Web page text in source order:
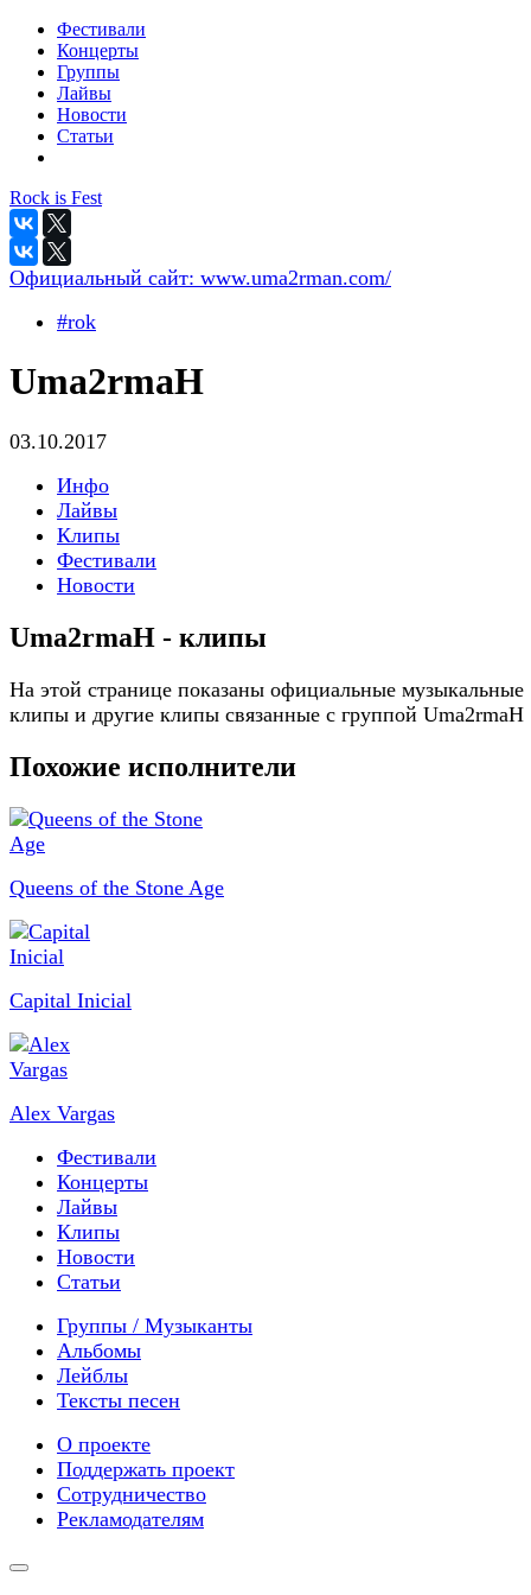
Фестивали
Концерты
Группы
Лайвы
Новости
Статьи
Rock is Fest
Официальный сайт: www.uma2rman.com/
#rok
Uma2rmaH
03.10.2017
Инфо
Лайвы
Клипы
Фестивали
Новости
Uma2rmaH - клипы
На этой странице показаны официальные музыкальные
клипы и другие клипы связанные с группой Uma2rmaH
Похожие исполнители
Queens of the Stone Age
Capital Inicial
Alex Vargas
Фестивали
Концерты
Лайвы
Клипы
Новости
Статьи
Группы / Музыканты
Альбомы
Лейблы
Тексты песен
О проекте
Поддержать проект
Сотрудничество
Рекламодателям